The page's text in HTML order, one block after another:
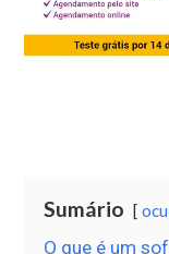
Sumário
O que é um